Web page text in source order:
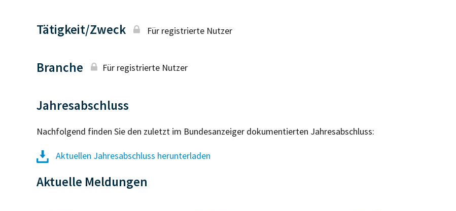
Tätigkeit/Zweck Für registrierte Nutzer
Branche Für registrierte Nutzer
Jahresabschluss
Nachfolgend finden Sie den zuletzt im Bundesanzeiger dokumentierten Jahresabschluss:
Aktuellen Jahresabschluss herunterladen
Aktuelle Meldungen